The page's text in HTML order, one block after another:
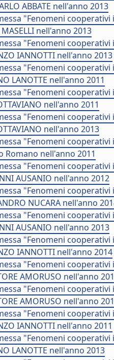
ABBATE nell'anno 2013
"Fenomeni
nell'anno 2013
"Fenomeni
IANNOTTI nell'anno 2013
"Fenomeni
LANOTTE nell'anno 2011
"Fenomeni
nell'anno 2011
"Fenomeni
nell'anno 2013
"Fenomeni
Romano nell'anno 2011
"Fenomeni
AUSANIO nell'anno 2012
"Fenomeni
NUCARA nell'anno
"Fenomeni
AUSANIO nell'anno 2013
"Fenomeni
IANNOTTI nell'anno 2014
"Fenomeni
AMORUSO nell'anno
"Fenomeni
AMORUSO nell'anno
"Fenomeni
IANNOTTI nell'anno 2011
"Fenomeni
LANOTTE nell'anno 2013